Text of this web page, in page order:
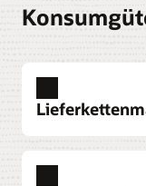
Procurement